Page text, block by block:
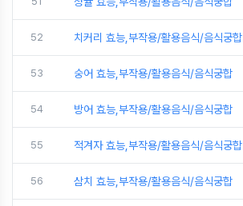
52 치커리 효능,부작용/활용음식/음식궁합
53 숭어 효능,부작용/활용음식/음식궁합
54 방어 효능,부작용/활용음식/음식궁합
55 적겨자 효능,부작용/활용음식/음식궁합
56 삼치 효능,부작용/활용음식/음식궁합